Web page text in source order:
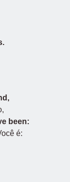
been:
é: